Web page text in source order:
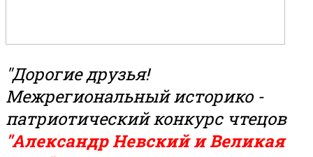
"Дорогие друзья!
Межрегиональный историко -
патриотический конкурс чтецов
"Александр Невский и Великая